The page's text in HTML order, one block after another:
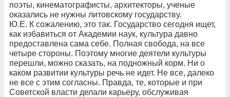
поэты, кинематографисты, архитекторы, ученые
оказались не нужны литовскому государству.
Ю.Е. К сожалению, это так. Государство сегодня ищет,
как избавиться от Академии наук, культура давно
предоставлена сама себе. Полная свобода, на все
четыре стороны. Поэтому многие деятели культуры
перешли, можно сказать, на подножный корм. Ни о
каком развитии культуры речь не идет. Не все, далеко
не все с этим согласны. Правда, те, которые и при
Советской власти делали карьеру, обслуживая